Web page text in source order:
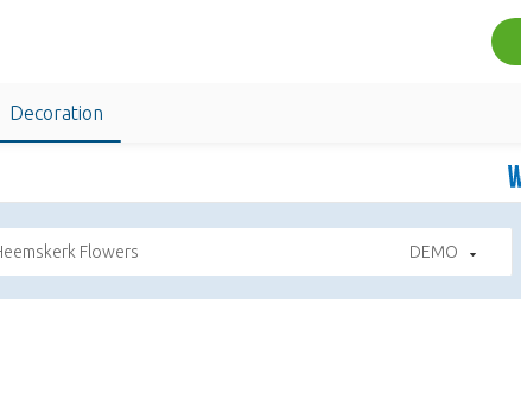
Decoration
Flowers DEMO